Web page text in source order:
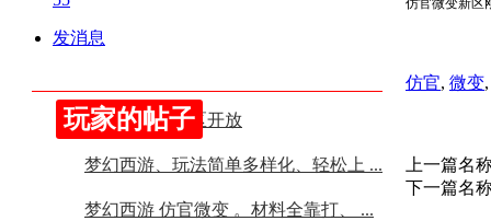
发消息
玩家的帖子
梦幻西游，新区开放
梦幻西游、玩法简单多样化、轻松上 ...
梦幻西游 仿官微变 。材料全靠打、 ...
仿官微变新区
仿官, 微变
上一篇名
下一篇名